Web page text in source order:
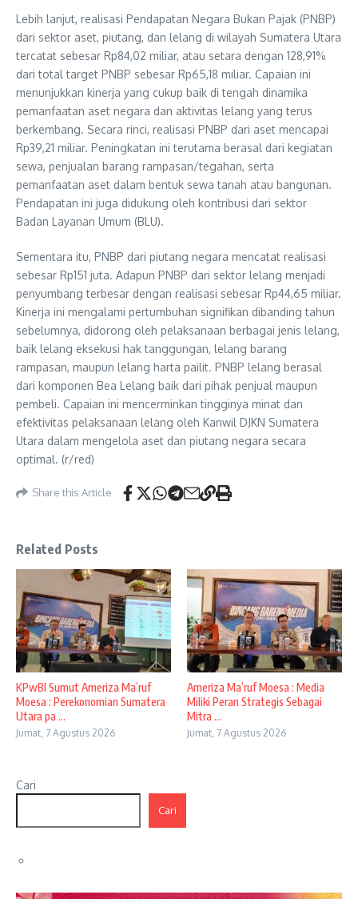
Lebih lanjut, realisasi Pendapatan Negara Bukan Pajak (PNBP)
dari sektor aset, piutang, dan lelang di wilayah Sumatera Utara
tercatat sebesar Rp84,02 miliar, atau setara dengan 128,91%
dari total target PNBP sebesar Rp65,18 miliar. Capaian ini
menunjukkan kinerja yang cukup baik di tengah dinamika
pemanfaatan aset negara dan aktivitas lelang yang terus
berkembang. Secara rinci, realisasi PNBP dari aset mencapai
Rp39,21 miliar. Peningkatan ini terutama berasal dari kegiatan
sewa, penjualan barang rampasan/tegahan, serta
pemanfaatan aset dalam bentuk sewa tanah atau bangunan.
Pendapatan ini juga didukung oleh kontribusi dari sektor
Badan Layanan Umum (BLU).
Sementara itu, PNBP dari piutang negara mencatat realisasi
sebesar Rp151 juta. Adapun PNBP dari sektor lelang menjadi
penyumbang terbesar dengan realisasi sebesar Rp44,65 miliar.
Kinerja ini mengalami pertumbuhan signifikan dibanding tahun
sebelumnya, didorong oleh pelaksanaan berbagai jenis lelang,
baik lelang eksekusi hak tanggungan, lelang barang
rampasan, maupun lelang harta pailit. PNBP lelang berasal
dari komponen Bea Lelang baik dari pihak penjual maupun
pembeli. Capaian ini mencerminkan tingginya minat dan
efektivitas pelaksanaan lelang oleh Kanwil DJKN Sumatera
Utara dalam mengelola aset dan piutang negara secara
optimal. (r/red)
Share this Article
Related Posts
KPwBI Sumut Ameriza Ma’ruf
Moesa : Perekonomian Sumatera
Utara pa ...
Jumat, 7 Agustus 2026
Ameriza Ma’ruf Moesa : Media
Miliki Peran Strategis Sebagai
Mitra ...
Jumat, 7 Agustus 2026
Cari
Cari